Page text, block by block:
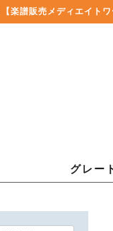
【楽譜販売メディエイトワ
グレー